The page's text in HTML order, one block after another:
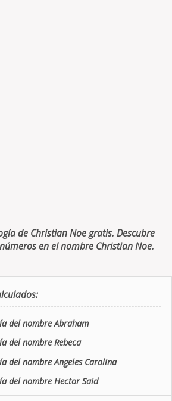
de Christian Noe gratis. Descubre
en el nombre Christian Noe.
del nombre Abraham
del nombre Rebeca
del nombre Angeles Carolina
del nombre Hector Said